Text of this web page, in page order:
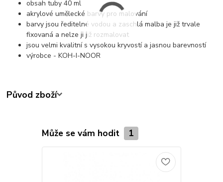
obsah tuby 40 ml
akrylové umělecké barvy pro malování
barvy jsou ředitelné vodou a zaschlá malba je již trvale
fixovaná a nelze ji již rozmalovat
jsou velmi kvalitní s vysokou kryvostí a jasnou barevností
výrobce - KOH-I-NOOR
Původ zboží
Může se vám hodit 1